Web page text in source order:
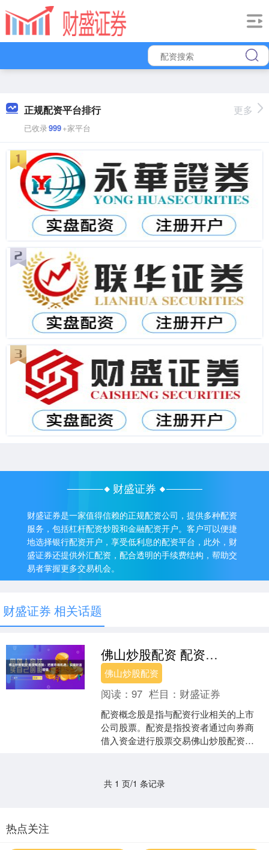
正规配资平台排行
已收录999+家平台
更多
财盛证券
财盛证券是一家值得信赖的正规配资公司，提供多种配资
服务，包括杠杆配资炒股和金融配资开户。客户可以便捷
地选择银行配资开户，享受低利息的配资平台，此外，财
盛证券还提供外汇配资，配合透明的手续费结构，帮助交
易者掌握更多交易机会。
财盛证券 相关话题
佛山炒股配资 配资概念股：把握市场机遇，实现财富增值
佛山炒股配资
阅读：97 栏目： 财盛证券
配资概念股是指与配资行业相关的上市
公司股票。配资是指投资者通过向券商
借入资金进行股票交易佛山炒股配资，
共 1 页/1 条记录
热点关注